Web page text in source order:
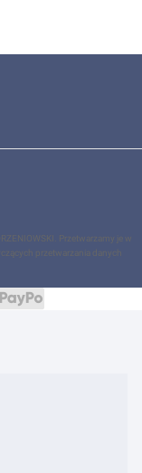
Przetwarzamy je w
przetwarzania danych